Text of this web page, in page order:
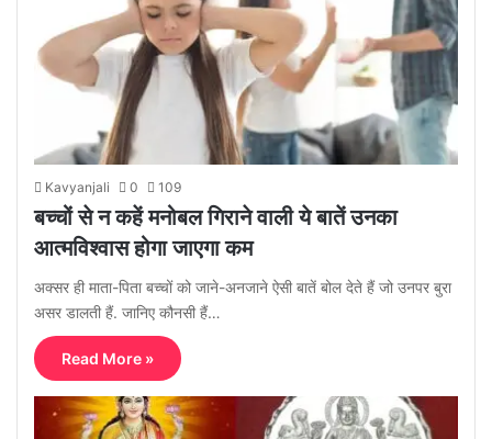
Kavyanjali 0 109
बच्चों से न कहें मनोबल गिराने वाली ये बातें उनका
आत्मविश्वास होगा जाएगा कम
अक्सर ही माता-पिता बच्चों को जाने-अनजाने ऐसी बातें बोल देते हैं जो उनपर बुरा
असर डालती हैं. जानिए कौनसी हैं…
Read More »